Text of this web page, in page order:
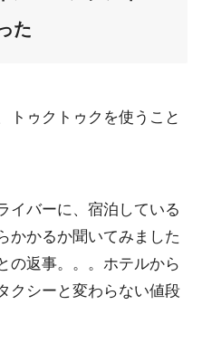
た
トゥクトゥクを使うこと
イバーに、 宿泊している
かかるか聞いてみました
の返事。。。ホテルから
クシーと変わらない値段